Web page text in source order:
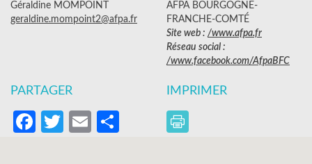
Géraldine MOMPOINT
geraldine.mompoint2@afpa.fr
AFPA BOURGOGNE-
FRANCHE-COMTÉ
Site web : /www.afpa.fr
Réseau social :
/www.facebook.com/AfpaBFC
PARTAGER
Facebook
Twitter
EmailPartager
IMPRIMER